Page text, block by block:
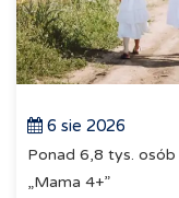
6 sie 2026
Ponad 6,8 tys. osób
„Mama 4+”